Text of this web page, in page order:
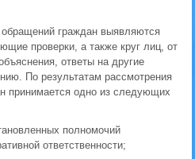
граждан выявляются
проверки, а также круг лиц, от
ответы на другие
По результатам рассмотрения
принимается одно из следующих
полномочий
ответственности;